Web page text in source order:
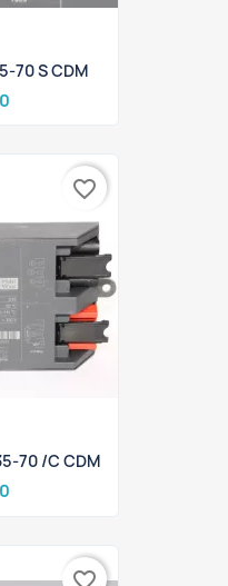
70 S CDM
70 /C CDM
favorite_border
favorite_border